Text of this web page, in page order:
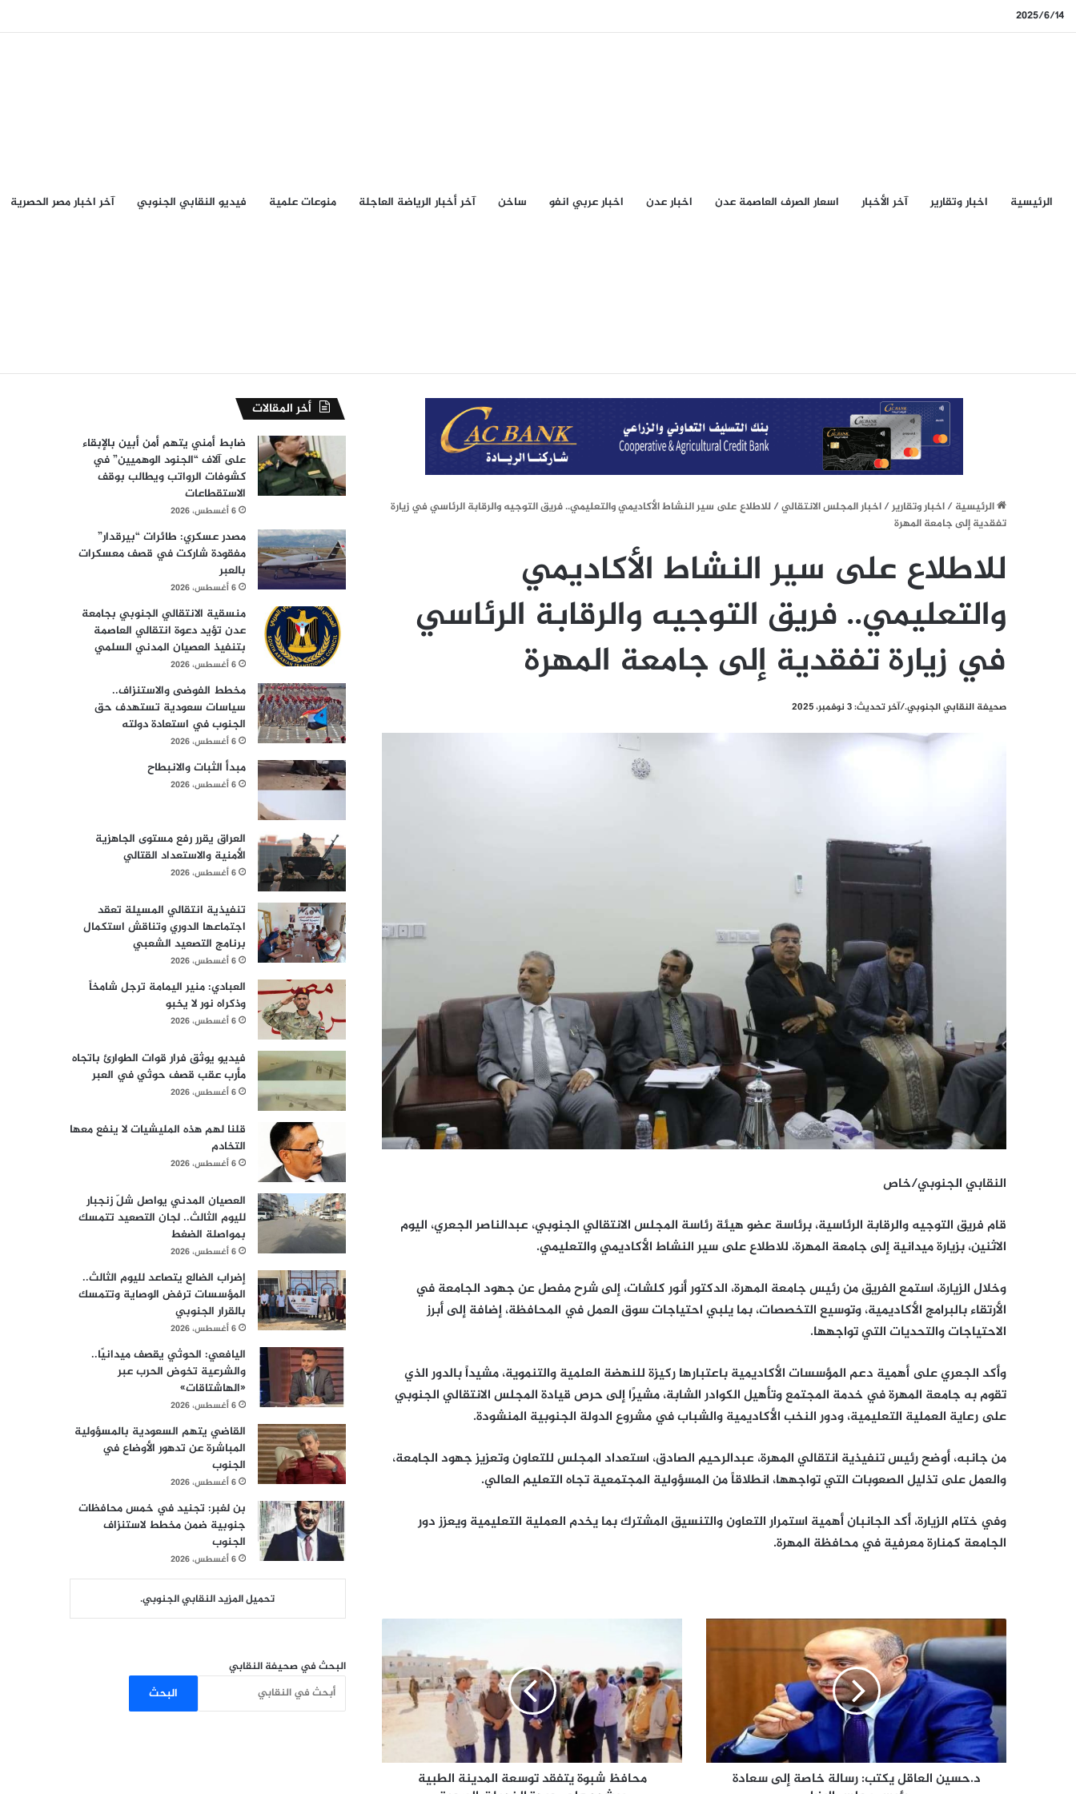
2025/6/14
الرئيسيِة اخبار وتقارير آخر الأخبار اسعار الصرف العاصمة عدن اخبار عدن اخبار عربي انفو ساخن آخر أخبار الرياضة العاجلة منوعات علمية فيديو النقابي الجنوبي آخر اخبار مصر الحصرية
الرئيسيِة/اخبار وتقارير/اخبار المجلس الانتقالي/للاطلاع على سير النشاط الأكاديمي والتعليمي.. فريق التوجيه والرقابة الرئاسي في زيارة
تفقدية إلى جامعة المهرة
للاطلاع على سير النشاط الأكاديمي
والتعليمي.. فريق التوجيه والرقابة الرئاسي
في زيارة تفقدية إلى جامعة المهرة
صحيفة النقابي الجنوبي./آخر تحديث: 3 نوفمبر، 2025
النقابي الجنوبي/خاص
قام فريق التوجيه والرقابة الرئاسية، برئاسة عضو هيئة رئاسة المجلس الانتقالي الجنوبي، عبدالناصر الجعري، اليوم
الاثنين، بزيارة ميدانية إلى جامعة المهرة، للاطلاع على سير النشاط الأكاديمي والتعليمي.
وخلال الزيارة، استمع الفريق من رئيس جامعة المهرة، الدكتور أنور كلشات، إلى شرح مفصل عن جهود الجامعة في
الأرتقاء بالبرامج الأكاديمية، وتوسيع التخصصات، بما يلبي احتياجات سوق العمل في المحافظة، إضافة إلى أبرز
الاحتياجات والتحديات التي تواجهها.
وأكد الجعري على أهمية دعم المؤسسات الأكاديمية باعتبارها ركيزة للنهضة العلمية والتنموية، مشيداً بالدور الذي
تقوم به جامعة المهرة في خدمة المجتمع وتأهيل الكوادر الشابة، مشيرًا إلى حرص قيادة المجلس الانتقالي الجنوبي
على رعاية العملية التعليمية، ودور النخب الأكاديمية والشباب في مشروع الدولة الجنوبية المنشودة.
من جانبه، أوضح رئيس تنفيذية انتقالي المهرة، عبدالرحيم الصادق، استعداد المجلس للتعاون وتعزيز جهود الجامعة،
والعمل على تذليل الصعوبات التي تواجهها، انطلاقاً من المسؤولية المجتمعية تجاه التعليم العالي.
وفي ختام الزيارة، أكد الجانبان أهمية استمرار التعاون والتنسيق المشترك بما يخدم العملية التعليمية ويعزز دور
الجامعة كمنارة معرفية في محافظة المهرة.
د.حسين
العاقل
يكتب:
خاصة
إلى
سعادة
رئيس
مجلس
د.حسين العاقل يكتب: رسالة خاصة إلى سعادة
يتفقد
توسعة
المدينة
الطبية
ويشدد
على
جودة
الخدماتمحافظ شبوة يتفقد توسعة المدينة الطبية
أخر المقالات
ضابط أمني يتهم أمن أبين بالإبقاء
على آلاف “الجنود الوهميين” في
كشوفات الرواتب ويطالب بوقف
الاستقطاعات
6 أغسطس، 2026
مصدر عسكري: طائرات “بيرقدار”
مفقودة شاركت في قصف معسكرات
بالعبر
6 أغسطس، 2026
منسقية الانتقالي الجنوبي بجامعة
عدن تؤيد دعوة انتقالي العاصمة
بتنفيذ العصيان المدني السلمي
6 أغسطس، 2026
مخطط الفوضى والاستنزاف..
سياسات سعودية تستهدف حق
الجنوب في استعادة دولته
6 أغسطس، 2026
مبدأ الثبات والانبطاح
6 أغسطس، 2026
العراق يقرر رفع مستوى الجاهزية
الأمنية والاستعداد القتالي
6 أغسطس، 2026
تنفيذية انتقالي المسيلة تعقد
اجتماعها الدوري وتناقش استكمال
برنامج التصعيد الشعبي
6 أغسطس، 2026
العبادي: منير اليمامة ترجل شامخاً
وذكراه نور لا يخبو
6 أغسطس، 2026
فيديو يوثق فرار قوات الطوارئ باتجاه
مأرب عقب قصف حوثي في العبر
6 أغسطس، 2026
قلنا لهم هذه المليشيات لا ينفع معها
التخادم
6 أغسطس، 2026
العصيان المدني يواصل شلّ زنجبار
لليوم الثالث.. لجان التصعيد تتمسك
بمواصلة الضغط
6 أغسطس، 2026
إضراب الضالع يتصاعد لليوم الثالث..
المؤسسات ترفض الوصاية وتتمسك
بالقرار الجنوبي
6 أغسطس، 2026
اليافعي: الحوثي يقصف ميدانيًا..
والشرعية تخوض الحرب عبر
«الهاشتاقات»
6 أغسطس، 2026
القاضي يتهم السعودية بالمسؤولية
المباشرة عن تدهور الأوضاع في
الجنوب
6 أغسطس، 2026
بن لغبر: تجنيد في خمس محافظات
جنوبية ضمن مخطط لاستنزاف
الجنوب
6 أغسطس، 2026
تحميل المزيد النقابي الجنوبي.
البحث في صحيفة النقابي
البحث